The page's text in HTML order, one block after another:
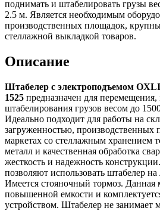
поднимать и штабелировать грузы
2.5 м. Является необходимым
производственных площадок,
стеллажной выкладкой товаров.
Описание
Штабелер с электроподъемом
1525 предназначен для перемещения,
штабелирования грузов весом до
Идеально подходит для работы на
загруженностью,
маркетах со стеллажным хранением
металл и качественная обработка
жесткость и надежность
позволяют использовать штабелер
Имеется стояночный тормоз.
повышенной емкости и
устройством. Штабелер не занимает